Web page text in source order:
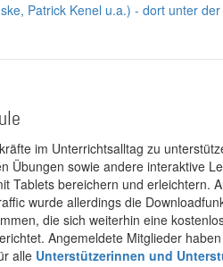
Patrick Kenel u.a.) - dort unter der
im Unterrichtsalltag zu
Übungen sowie andere interaktive
Tablets bereichern und erleichtern.
wurde allerdings die
die sich weiterhin eine
Angemeldete Mitglieder
alle Unterstützerinnen und